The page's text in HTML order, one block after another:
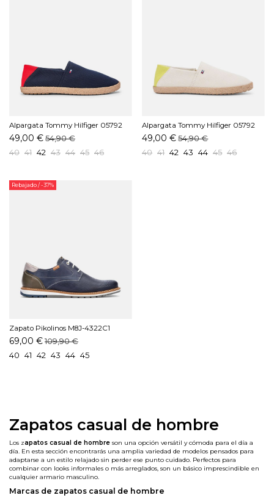
Alpargata Tommy Hilfiger 05792
DW5 Marino
49,00 €54,90 €
40 41 42 43 44 45 46
Alpargata Tommy Hilfiger 05792
ACI Beige
49,00 € 54,90 €
40 41 42 43 44 45 46
Rebajado/ -37%
Zapato Pikolinos M8J-4322C1
Marino
69,00 €109,90 €
40 41 42 43 44 45
Zapatos casual de hombre
Los zapatos casual de hombre son una opción versátil y cómoda para el día a
día. En esta sección encontrarás una amplia variedad de modelos pensados para
adaptarse a un estilo relajado sin perder ese punto cuidado. Perfectos para
combinar con looks informales o más arreglados, son un básico imprescindible en
cualquier armario masculino.
Marcas de zapatos casual de hombre